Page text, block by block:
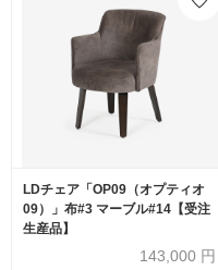
LDチェア「OP09（オプティオ
09）」布#3 マーブル#14【受注
生産品】
143,000 円